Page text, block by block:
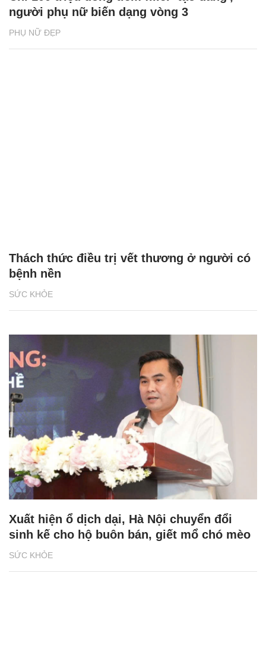
PHỤ NỮ ĐẸP
người phụ nữ biến dạng vòng 3
SỨC KHỎE
Thách thức điều trị vết thương ở người có
bệnh nền
SỨC KHỎE
Xuất hiện ổ dịch dại, Hà Nội chuyển đổi
sinh kế cho hộ buôn bán, giết mổ chó mèo